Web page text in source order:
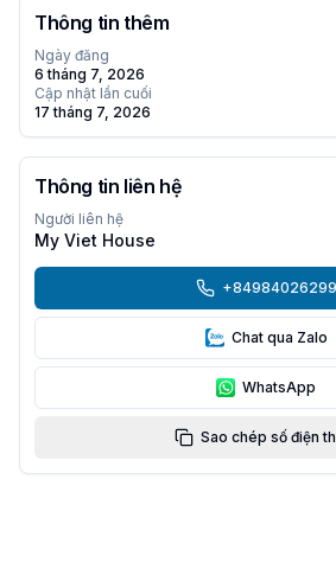
Thông tin thêm
Ngày đăng
6 tháng 7, 2026
Cập nhật lần cuối
17 tháng 7, 2026
Thông tin liên hệ
Người liên hệ
My Viet House
+84984026299
Chat qua Zalo
WhatsApp
Sao chép số điện